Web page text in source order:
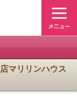
マリリンハウス